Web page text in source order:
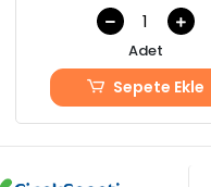
Adet
Sepete Ekle